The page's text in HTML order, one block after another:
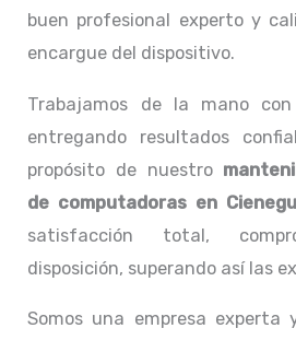
buen profesional experto y
encargue del dispositivo.
Trabajamos de la mano
entregando resultados
propósito de nuestro
de computadoras en
satisfacción total,
disposición, superando así las
Somos una empresa experta